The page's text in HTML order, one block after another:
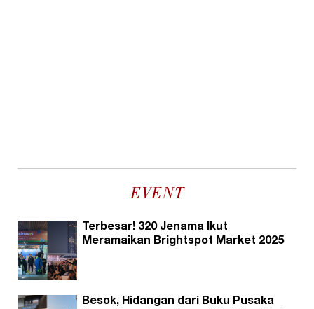
EVENT
Terbesar! 320 Jenama Ikut
Meramaikan Brightspot Market 2025
Besok, Hidangan dari Buku Pusaka